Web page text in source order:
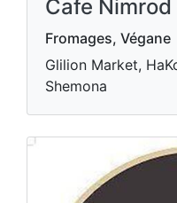
Cafe
Fromages, Végane
Glilion Market,
Shemona